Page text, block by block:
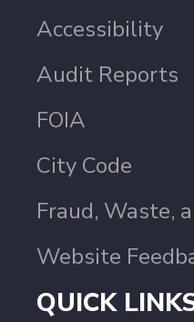
Accessibility
Audit Reports
FOIA
City Code
Fraud, Waste,
Website
QUICK